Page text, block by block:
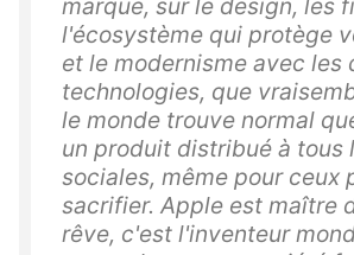
marque, sur le design, les
l'écosystème qui protège
et le modernisme avec les
technologies, que
le monde trouve normal
un produit distribué à tous
sociales, même pour ceux
sacrifier. Apple est maître
rêve, c'est l'inventeur